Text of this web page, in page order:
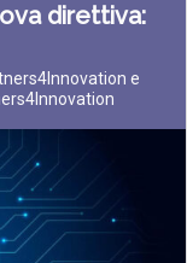
direttiva:
e